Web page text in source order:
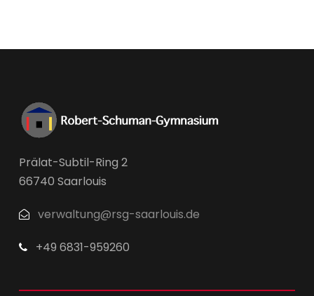
Prälat-Subtil-Ring 2
66740 Saarlouis
verwaltung@rsg-saarlouis.de
+49 6831-959260